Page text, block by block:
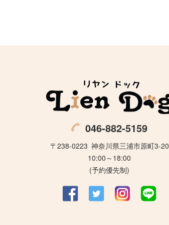
046-882-5159
〒238-0223 神奈川県三浦市原町3-20
10:00～18:00
(予約優先制)